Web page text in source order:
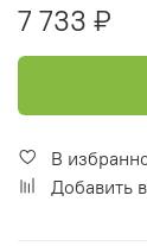
7 733 ₽
В
Добавить